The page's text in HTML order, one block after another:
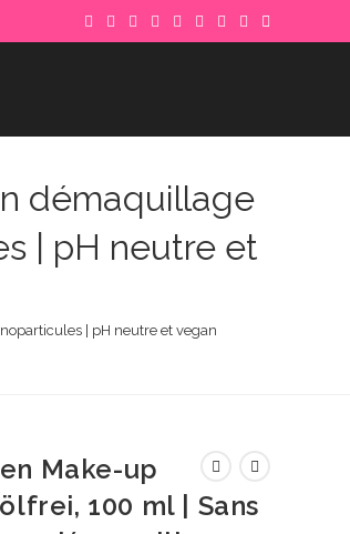
démaquillage
| pH neutre et
| pH neutre et vegan
Make-up
100 ml | Sans